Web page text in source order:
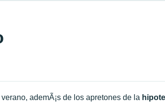
ademÃ¡s de los apretones de la